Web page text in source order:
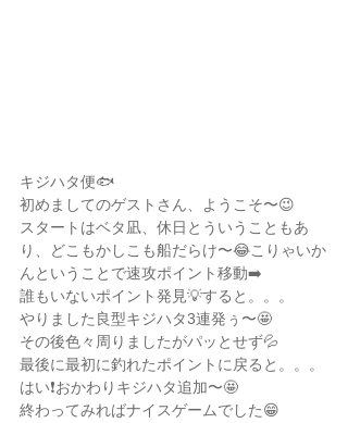
キジハタ便🐟
初めましてのゲストさん、ようこそ〜😉
スタートはベタ凪、休日とういうこともあ
り、どこもかしこも船だらけ〜😂こりゃいか
んということで速攻ポイント移動➡️
誰もいないポイント発見💡すると。。。
やりました良型キジハタ3連発ぅ〜🤩
その後色々周りましたがパッとせず💦
最後に最初に釣れたポイントに戻ると。。。
はい❗️おかわりキジハタ追加〜🤩
終わってみればナイスゲームでした😁